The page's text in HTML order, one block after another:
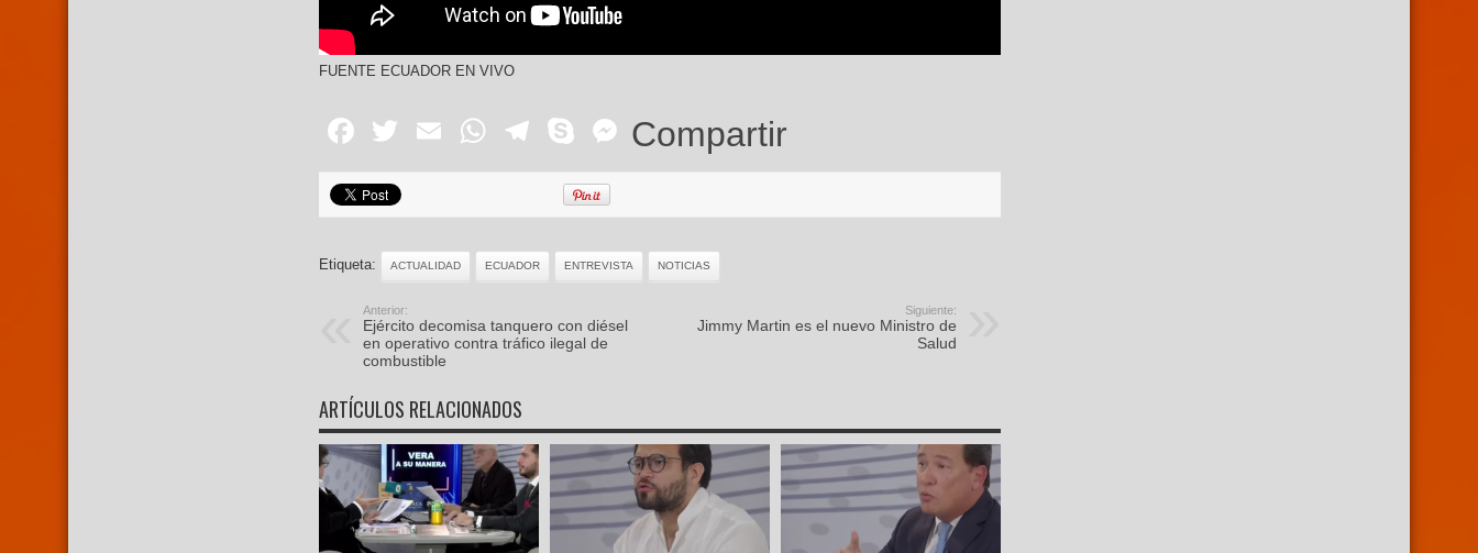
FUENTE ECUADOR EN VIVO
Facebook
Twitter
EmailWhatsApp
Telegram
SkypeMessenger
Compartir
Etiqueta: ACTUALIDAD ECUADOR ENTREVISTA NOTICIAS
Anterior:
Ejército decomisa tanquero con diésel
en operativo contra tráfico ilegal de
combustible
Siguiente:
Jimmy Martin es el nuevo Ministro de
Salud
ARTÍCULOS RELACIONADOS